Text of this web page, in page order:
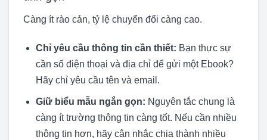
Càng ít rào cản, tỷ lệ chuyển đổi càng cao.
Chỉ yêu cầu thông tin cần thiết: Bạn thực sự
cần số điện thoại và địa chỉ để gửi một Ebook?
Hãy chỉ yêu cầu tên và email.
Giữ biểu mẫu ngắn gọn: Nguyên tắc chung là
càng ít trường thông tin càng tốt. Nếu cần nhiều
thông tin hơn, hãy cân nhắc chia thành nhiều